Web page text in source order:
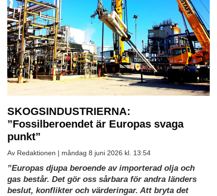
SKOGSINDUSTRIERNA:
”Fossilberoendet är Europas svaga
punkt”
Av Redaktionen | måndag 8 juni 2026 kl. 13:54
”Europas djupa beroende av importerad olja och
gas består. Det gör oss sårbara för andra länders
beslut, konflikter och värderingar. Att bryta det